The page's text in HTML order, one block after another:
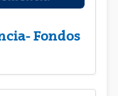
Fondos